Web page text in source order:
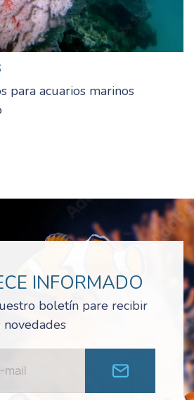
para acuarios marinos
INFORMADO
boletín pare recibir